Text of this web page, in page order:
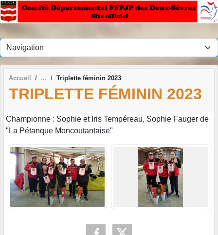
Accueil Triplette féminin 2023
TRIPLETTE FÉMININ 2023
Championne : Sophie et Iris Tempéreau, Sophie Fauger de
"La Pétanque Moncoutantaise"
Panneau de gestion des cookies